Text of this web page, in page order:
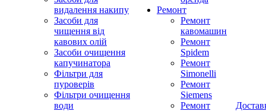
видалення накипу
Засоби для
чищення від
кавових олій
Засоби очищення
капучинатора
Фільтри для
пуроверів
Фільтри очищення
води
Ремонт
Ремонт
кавомашин
Ремонт
Spidem
Ремонт
Simonelli
Ремонт
Siemens
Ремонт